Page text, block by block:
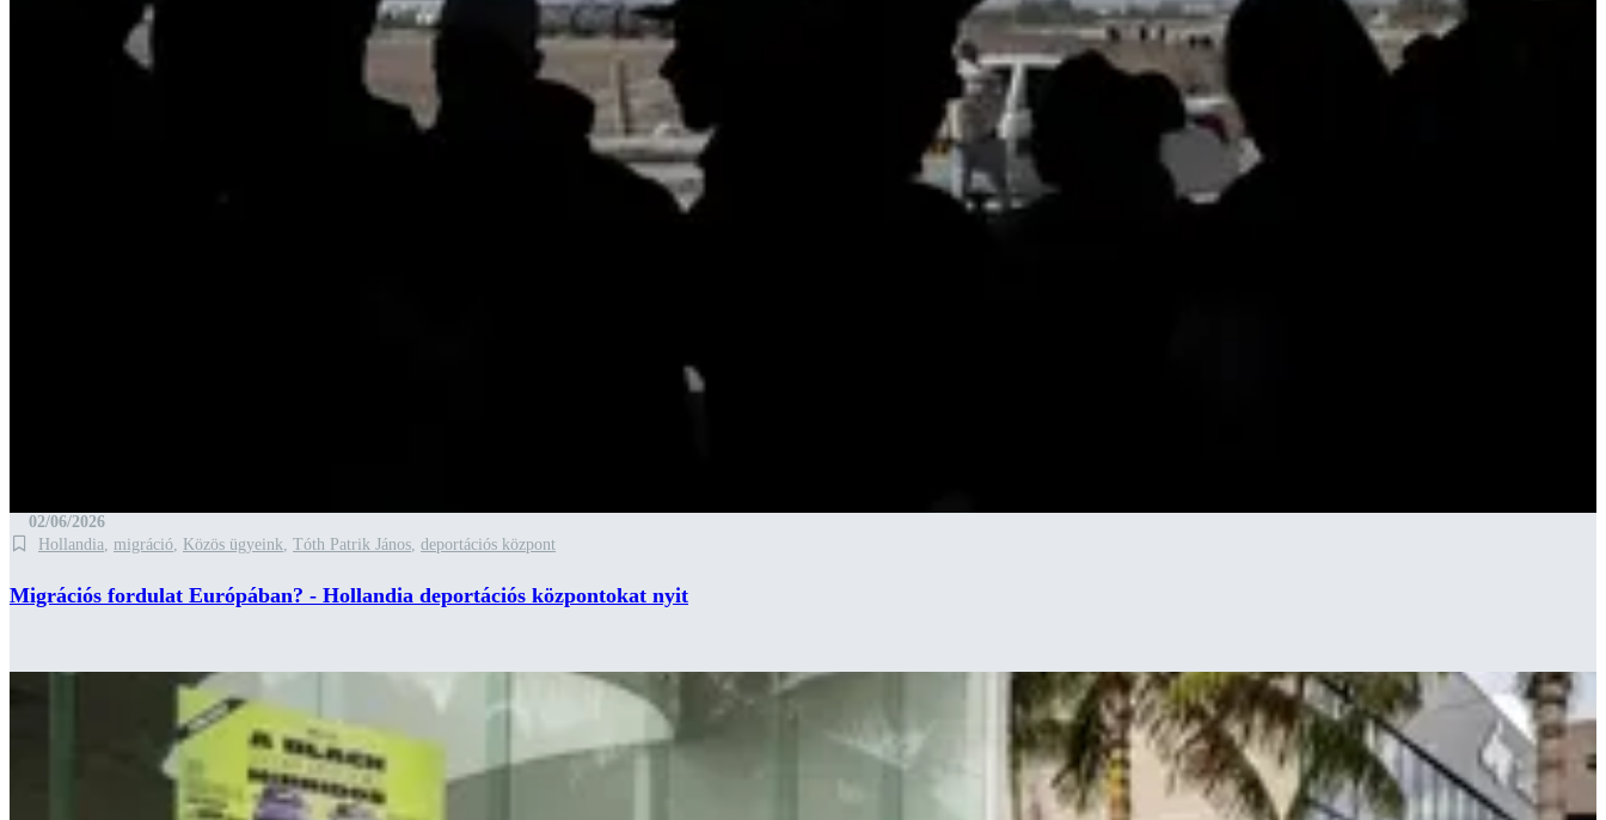
02/06/2026
Hollandia, migráció, Közös ügyeink, Tóth Patrik János, deportációs központ
Migrációs fordulat Európában? - Hollandia deportációs központokat nyit